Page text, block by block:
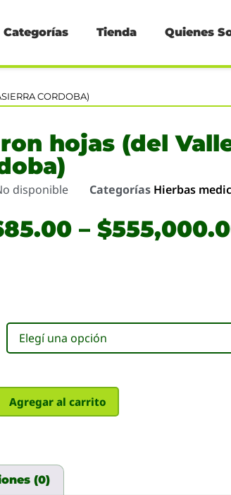
Categorías Tienda Quienes
CORDOBA)
hojas (del
disponible Categorías Hierbas
– $
Agregar al carrito
(0)